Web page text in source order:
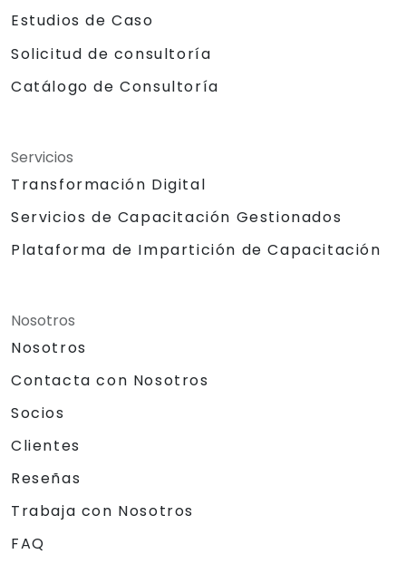
Estudios de Caso
Solicitud de consultoría
Catálogo de Consultoría
Servicios
Transformación Digital
Servicios de Capacitación Gestionados
Plataforma de Impartición de Capacitación
Nosotros
Nosotros
Contacta con Nosotros
Socios
Clientes
Reseñas
Trabaja con Nosotros
FAQ